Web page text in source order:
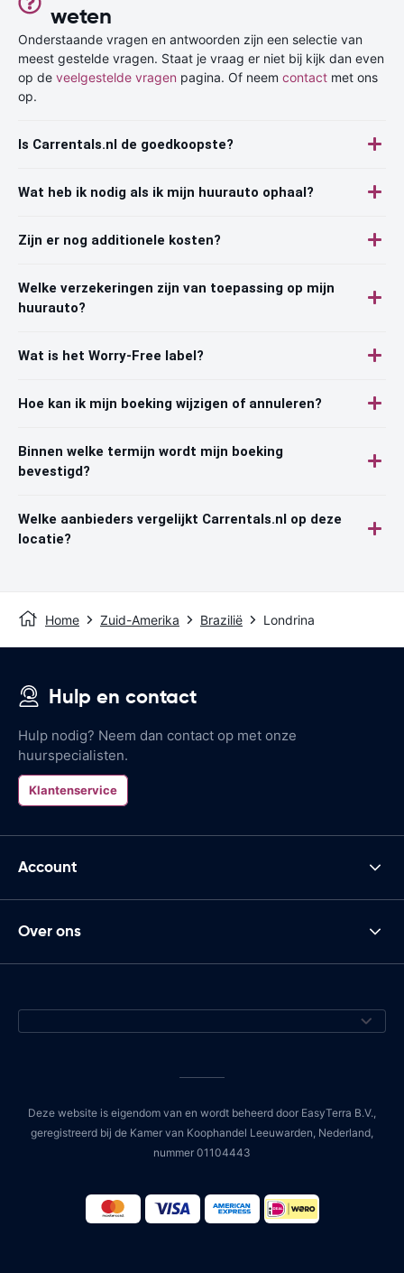
weten
Onderstaande vragen en antwoorden zijn een selectie van
meest gestelde vragen. Staat je vraag er niet bij kijk dan even
op de veelgestelde vragen pagina. Of neem contact met ons
op.
Is Carrentals.nl de goedkoopste?
Wat heb ik nodig als ik mijn huurauto ophaal?
Zijn er nog additionele kosten?
Welke verzekeringen zijn van toepassing op mijn
huurauto?
Wat is het Worry-Free label?
Hoe kan ik mijn boeking wijzigen of annuleren?
Binnen welke termijn wordt mijn boeking
bevestigd?
Welke aanbieders vergelijkt Carrentals.nl op deze
locatie?
Home Zuid-Amerika Brazilië Londrina
Hulp en contact
Hulp nodig? Neem dan contact op met onze
huurspecialisten.
Klantenservice
Account
Over ons
Deze website is eigendom van en wordt beheerd door EasyTerra B.V.,
geregistreerd bij de Kamer van Koophandel Leeuwarden, Nederland,
nummer 01104443